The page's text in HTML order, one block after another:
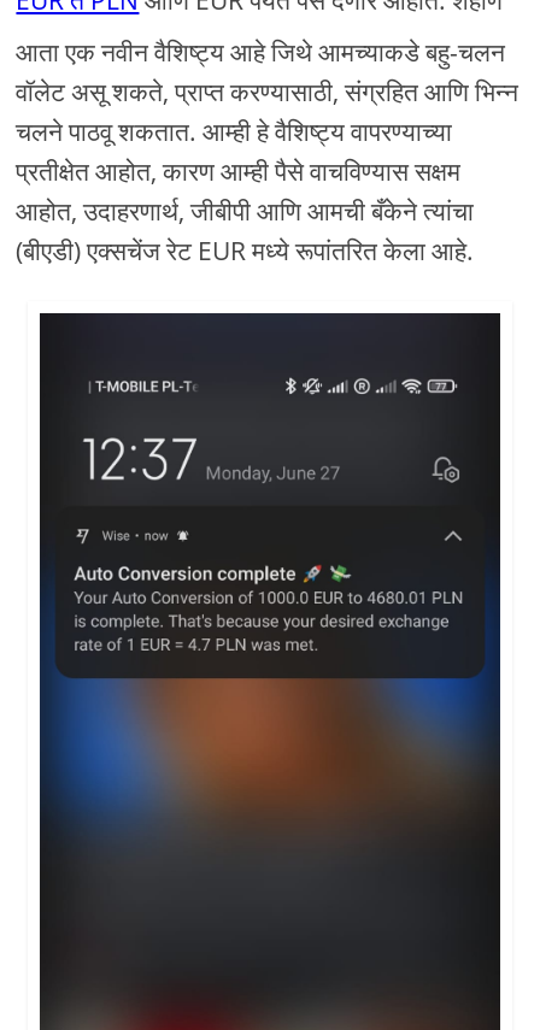
आता एक नवीन वैशिष्ट्य आहे जिथे आमच्याकडे बहु-चलन
वॉलेट असू शकते, प्राप्त करण्यासाठी, संग्रहित आणि भिन्न
चलने पाठवू शकतात. आम्ही हे वैशिष्ट्य वापरण्याच्या
प्रतीक्षेत आहोत, कारण आम्ही पैसे वाचविण्यास सक्षम
आहोत, उदाहरणार्थ, जीबीपी आणि आमची बँकेने त्यांचा
(बीएडी) एक्सचेंज रेट EUR मध्ये रूपांतरित केला आहे.